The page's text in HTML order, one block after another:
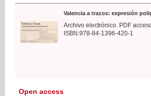
Valencia a trazos: expresión
Archivo electrónico. PDF
ISBN:978-84-1396-420-1
Open access